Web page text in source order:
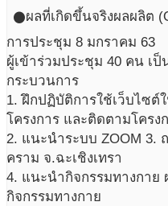
circleผลที่เกิดขึ้นจริงผลผลิต
การประชุม 8 มกราคม 63
ผู้เข้าร่วมประชุม 40 คน เป็
กระบวนการ
1. ฝึกปฏิบัติการใช้เว็บไซ
โครงการ และติดตามโครง
2. แนะนำระบบ ZOOM 3.
คราม จ.ฉะเชิงเทรา
4. แนะนำกิจกรรมทางกา
กิจกรรมทางกาย